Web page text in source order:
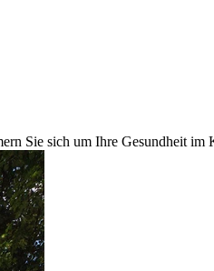
Sie sich um Ihre Gesundheit im